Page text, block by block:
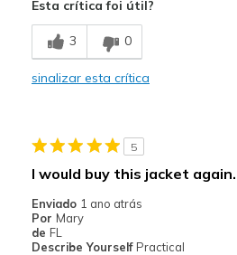
Comfortable
Stylish
Feels true to size
Esta crítica foi útil?
3 0
sinalizar esta crítica
5
I would buy this jacket again.
Enviado 1 ano atrás
Por Mary
de FL
Describe Yourself Practical